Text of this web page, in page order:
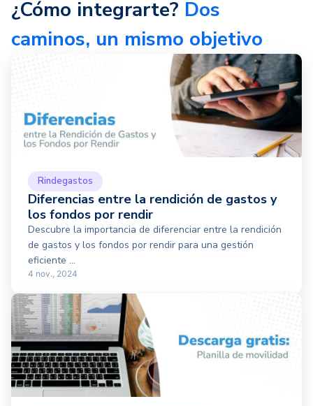
¿Cómo integrarte? Dos
caminos, un mismo objetivo
Rindegastos
Diferencias entre la rendición de gastos y
los fondos por rendir
Descubre la importancia de diferenciar entre la rendición
de gastos y los fondos por rendir para una gestión
eficiente ...
4 nov., 2024